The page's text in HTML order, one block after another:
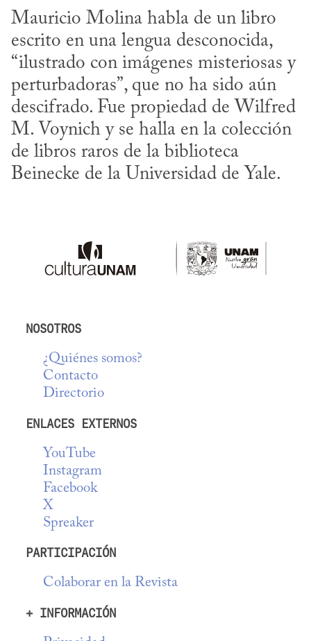
Mauricio Molina habla de un libro
escrito en una lengua desconocida,
“ilustrado con imágenes misteriosas y
perturbadoras”, que no ha sido aún
descifrado. Fue propiedad de Wilfred
M. Voynich y se halla en la colección
de libros raros de la biblioteca
Beinecke de la Universidad de Yale.
NOSOTROS
¿Quiénes somos?
Contacto
Directorio
ENLACES EXTERNOS
YouTube
Instagram
Facebook
X
Spreaker
PARTICIPACIÓN
Colaborar en la Revista
+ INFORMACIÓN